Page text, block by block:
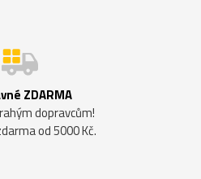
ZDARMA
dopravcům!
od 5000 Kč.